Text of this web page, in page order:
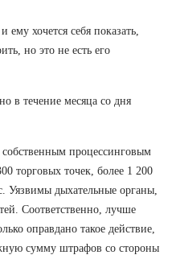
ему хочется себя показать,
но это не есть его
в течение месяца со дня
собственным процессинговым
торговых точек, более 1 200
Уязвимы дыхательные органы,
Соответственно, лучше
оправдано такое действие,
сумму штрафов со стороны